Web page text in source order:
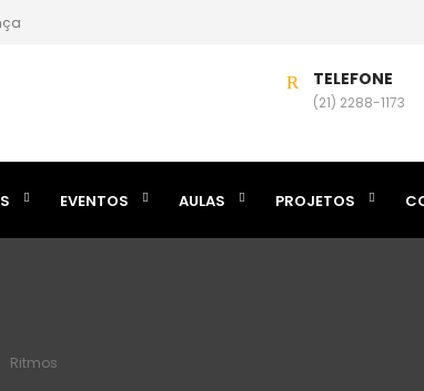
TELEFONE
(21) 2288-1173
EVENTOS AULAS PROJETOS
Ritmos